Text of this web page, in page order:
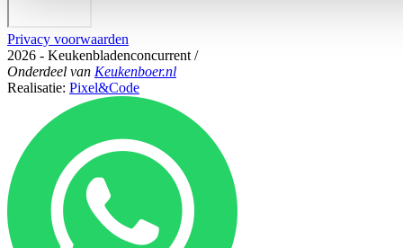
Privacy voorwaarden
2026 - Keukenbladenconcurrent /
Onderdeel van Keukenboer.nl
Realisatie: Pixel&Code